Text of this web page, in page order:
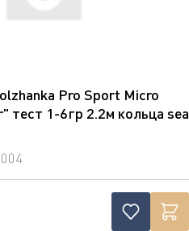
Pro Sport Micro
тест 1-6гр 2.2м кольца sea